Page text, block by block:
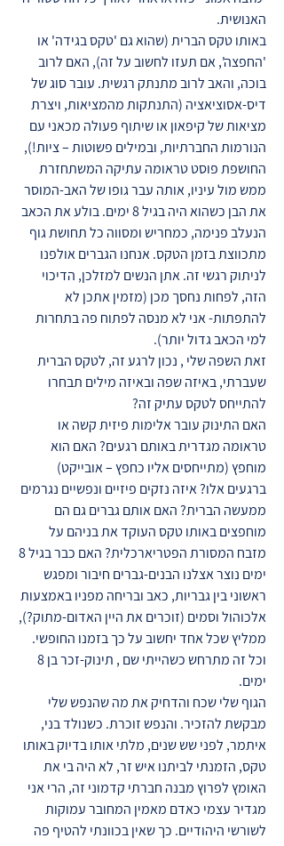
האנושית.
באותו טקס הברית (שהוא גם 'טקס בגידה' או
'החפצה', אם תעזו לחשוב על זה), האם לרוב
בוכה, והאב לרוב מתנתק רגשית. עובר סוג של
דיס-אסוציאציה (התנתקות מהמציאות, ויצרת
מציאות של קיפאון או שיתוף פעולה מכאני עם
הנורמות החברתיות, ובמילים פשוטות – ציות!),
החושפת פוסט טראומה עתיקה המשתחזרת
ממש מול עיניו, אותה עבר גופו של האב-המוסר
את הבן כשהוא היה בגיל 8 ימים. בולע את הכאב
הנעלב פנימה, כמחריש ומסווה כל תחושת גוף
מתכווצת בזמן הטקס. אנחנו הגברים אולפנו
לניתוק רגשי זה. אתן הנשים למזלכן, הדיכוי
הזה, לפחות נחסך מכן (מזמין אתכן לא
להתפתות- אני לא מנסה לפתוח פה בתחרות
למי הכאב גדול יותר).
זאת השפה שלי , נכון לרגע זה, לטקס הברית
שעברתי, באיזה שפה ובאיזה מילים תבחרו
להתייחס לטקס עתיק זה?
האם התינוק עובר אלימות פיזית קשה או
טראומה מגדרית באותם רגעים? האם הוא
מוחפץ (מתייחסים אליו כחפץ – אובייקט)
ברגעים אלו? איזה נזקים פיזיים ונפשיים נגרמים
ממעשה הברית? האם אותם גברים גם הם
מוחפצים באותו טקס העוקד את בניהם על
מזבח המסורת הפטריארכלית? האם כבר בגיל 8
ימים נוצר אצלנו הבנים-גברים חיבור ומפגש
ראשוני בין גבריות, כאב ובריחה מפניו באמצעות
אלכוהול וסמים (זוכרים את היין האדום-מתוק?),
ממליץ שכל אחד יחשוב על כך בזמנו החופשי.
וכל זה מתרחש כשהייתי שם , תינוק-זכר בן 8
ימים.
הגוף שלי שכח והדחיק את מה שהנפש שלי
מבקשת להזכיר. והנפש זוכרת. כשנולד בני,
איתמר, לפני שש שנים, מלתי אותו בדיוק באותו
טקס, הזמנתי לביתנו איש זר, לא היה בי את
האומץ לפרוץ מבנה חברתי קדמוני זה, הרי אני
מגדיר עצמי כאדם מאמין המחובר עמוקות
לשורשי היהודיים. כך שאין בכוונתי להטיף פה